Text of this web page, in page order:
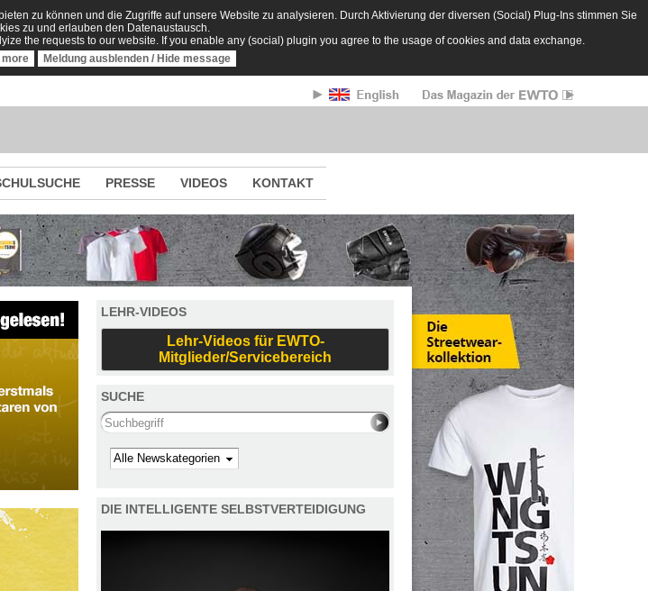
zu können und die Zugriffe auf unsere Website zu analysieren. Durch Aktivierung der diversen (Social) Plug-Ins stimmen Sie
zu und erlauben den Datenaustausch.
the requests to our website. If you enable any (social) plugin you agree to the usage of cookies and data exchange.
more
Meldung ausblenden / Hide message
PRESSE VIDEOS KONTAKT
LEHR-VIDEOS
Lehr-Videos für EWTO-
Mitglieder/Servicebereich
SUCHE
Search this site
Kategorie
DIE INTELLIGENTE SELBSTVERTEIDIGUNG